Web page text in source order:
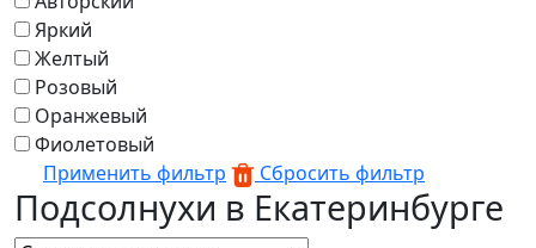
Яркий
Желтый
Розовый
Оранжевый
Фиолетовый
Применить фильтр
Сбросить фильтр
Подсолнухи в Екатеринбурге